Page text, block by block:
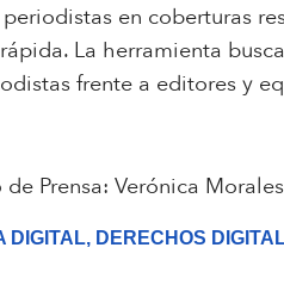
en coberturas
La herramienta
frente a editores y
Prensa: Verónica
DIGITAL, DERECHOS